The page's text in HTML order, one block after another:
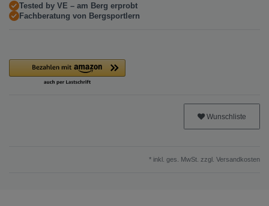
Tested by VE – am Berg erprobt
Fachberatung von Bergsportlern
Wunschliste
* inkl. ges. MwSt. zzgl. Versandkosten